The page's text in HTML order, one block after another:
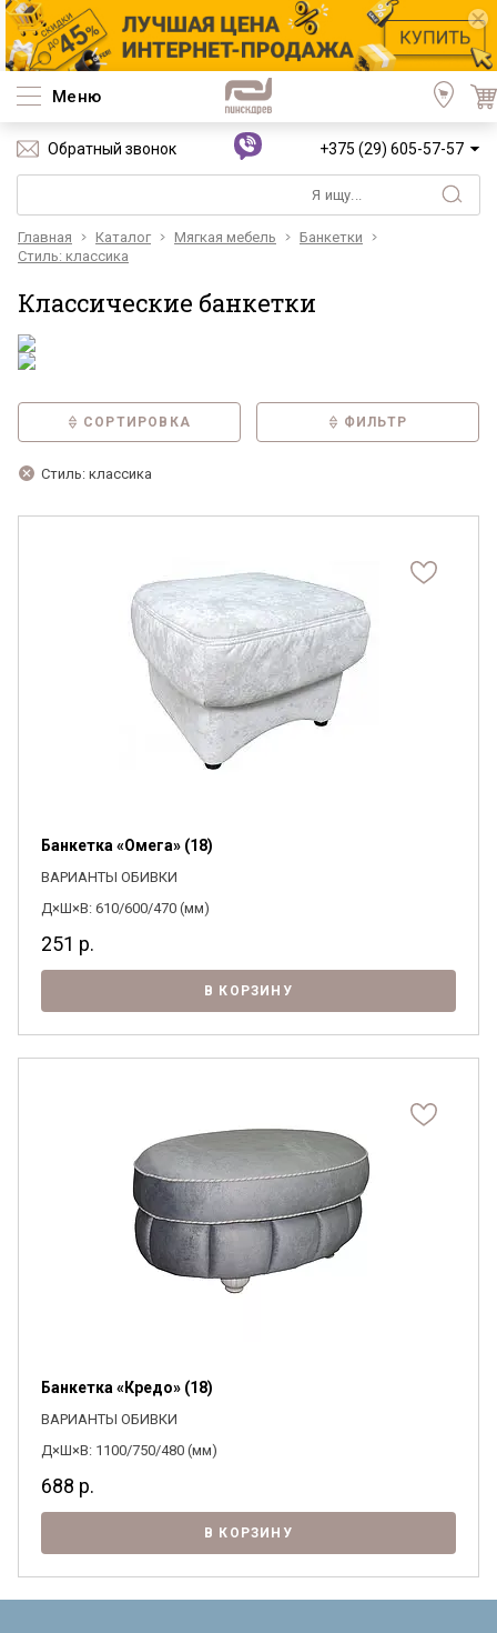
Меню
Обратный звонок +375 (29) 605-57-57
Главная Каталог Мягкая мебель
Банкетки
Стиль: классика
Классические банкетки
СОРТИРОВКА ФИЛЬТР
Стиль: классика
Банкетка «Омега» (18)
ВАРИАНТЫ ОБИВКИ
Д×Ш×В: 610/600/470 (мм)
251 р.
В КОРЗИНУ
Банкетка «Кредо» (18)
ВАРИАНТЫ ОБИВКИ
Д×Ш×В: 1100/750/480 (мм)
688 р.
В КОРЗИНУ